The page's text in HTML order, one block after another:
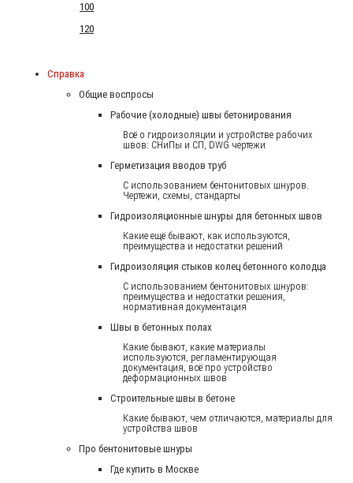
100
120
Справка
Общие воспросы
Рабочие (холодные) швы бетонирования
Всё о гидроизоляции и устройстве рабочих
швов: СНиПы и СП, DWG чертежи
Герметизация вводов труб
С использованием бентонитовых шнуров.
Чертежи, схемы, стандарты
Гидроизоляционные шнуры для бетонных швов
Какие ещё бывают, как используются,
преимущества и недостатки решений
Гидроизоляция стыков колец бетонного колодца
С использованием бентонитовых шнуров:
преимущества и недостатки решения,
нормативная документация
Швы в бетонных полах
Какие бывают, какие материалы
используются, регламентирующая
документация, всё про устройство
деформационных швов
Строительные швы в бетоне
Какие бывают, чем отличаются, материалы для
устройства швов
Про бентонитовые шнуры
Где купить в Москве